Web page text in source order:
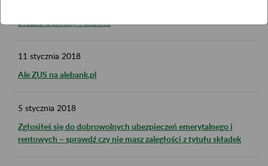
Służba Ochrony Państwa
11 stycznia 2018
Ale ZUS na alebank.pl
5 stycznia 2018
Zgłosiłeś się do dobrowolnych ubezpieczeń emerytalnego i
rentowych – sprawdź czy nie masz zaległości z tytułu składek